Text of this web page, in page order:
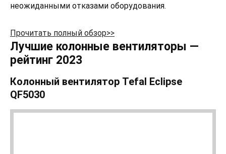
неожиданными отказами оборудования.
Прочитать полный обзор>>
Лучшие колонные вентиляторы —
рейтинг 2023
Колонный вентилятор Tefal Eclipse
QF5030